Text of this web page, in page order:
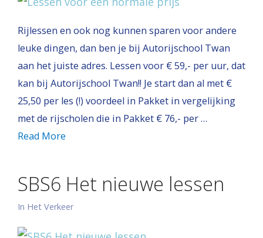
Rijlessen en ook nog kunnen sparen voor andere
leuke dingen, dan ben je bij Autorijschool Twan
aan het juiste adres. Lessen voor € 59,- per uur, dat
kan bij Autorijschool Twan!! Je start dan al met €
25,50 per les (!) voordeel in Pakket in vergelijking
met de rijscholen die in Pakket € 76,- per …
Read More
SBS6 Het nieuwe lessen
In Het Verkeer